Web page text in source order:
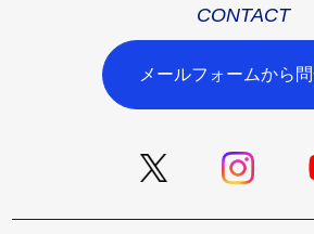
CONTACT
メールフォームから